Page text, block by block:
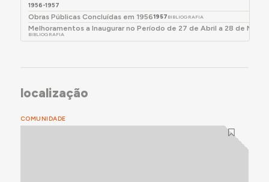
1956-1957
Obras Públicas Concluídas em 19561957 BIBLIOGRAFIA
Melhoramentos a Inaugurar no Período de 27 de Abril a 28 de Maio
BIBLIOGRAFIA
localização
COMUNIDADE